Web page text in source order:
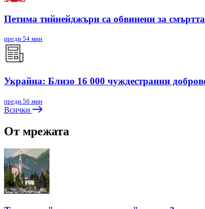
Петима тийнейджъри са обвинени за
преди 54 мин
Украйна: Близо 16 000 чуждестранни
преди 56 мин
Всички
От мрежата